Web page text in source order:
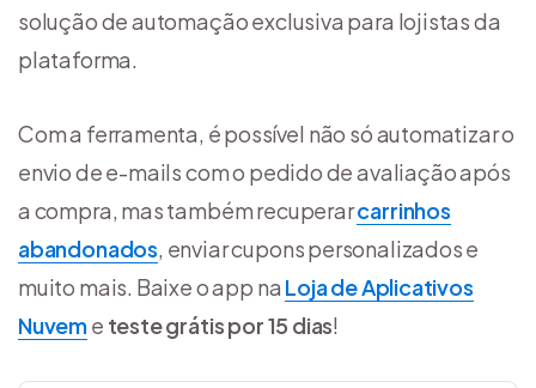
solução de automação exclusiva para lojistas da
plataforma.
Com a ferramenta, é possível não só automatizar o
envio de e-mails com o pedido de avaliação após
a compra, mas também recuperarcarrinhos
abandonados, enviar cupons personalizados e
muito mais. Baixe o app na Loja de Aplicativos
Nuveme teste grátis por 15 dias!